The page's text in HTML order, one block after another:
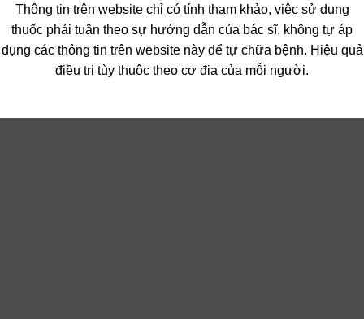
Thông tin trên website chỉ có tính tham khảo, việc sử dụng
thuốc phải tuân theo sự hướng dẫn của bác sĩ, không tự áp
dụng các thông tin trên website này để tự chữa bệnh. Hiệu quả
điều trị tùy thuộc theo cơ địa của mỗi người.